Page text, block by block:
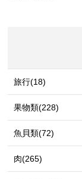
旅行(18)
果物類(228)
魚貝類(72)
肉(265)